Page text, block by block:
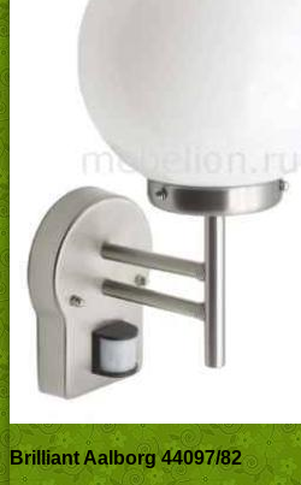
Brilliant Aalborg 44097/82